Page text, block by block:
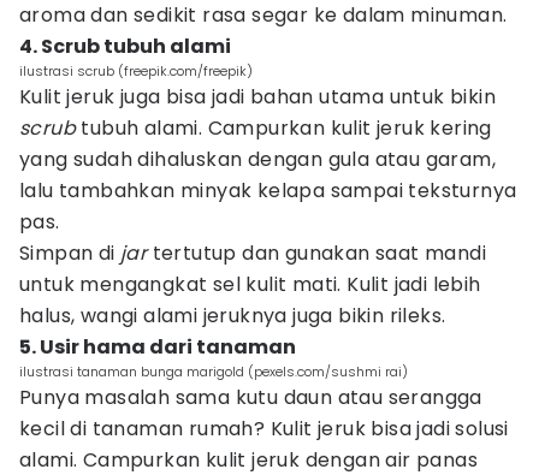
aroma dan sedikit rasa segar ke dalam minuman.
4. Scrub tubuh alami
ilustrasi scrub (freepik.com/freepik)
Kulit jeruk juga bisa jadi bahan utama untuk bikin
scrubtubuh alami. Campurkan kulit jeruk kering
yang sudah dihaluskan dengan gula atau garam,
lalu tambahkan minyak kelapa sampai teksturnya
pas.
Simpan di jartertutup dan gunakan saat mandi
untuk mengangkat sel kulit mati. Kulit jadi lebih
halus, wangi alami jeruknya juga bikin rileks.
5. Usir hama dari tanaman
ilustrasi tanaman bunga marigold (pexels.com/sushmi rai)
Punya masalah sama kutu daun atau serangga
kecil di tanaman rumah? Kulit jeruk bisa jadi solusi
alami. Campurkan kulit jeruk dengan air panas